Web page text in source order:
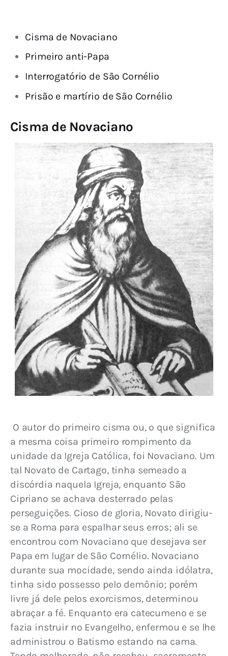
Cisma de Novaciano
Primeiro anti-Papa
Interrogatório de São Cornélio
Prisão e martírio de São Cornélio
Cisma de Novaciano
a mesma coisa primeiro rompimento da
unidade da Igreja Católica, foi Novaciano. Um
tal Novato de Cartago, tinha semeado a
discórdia naquela Igreja, enquanto São
Cipriano se achava desterrado pelas
perseguições. Cioso de gloria, Novato dirigiu-
se a Roma para espalhar seus erros; ali se
encontrou com Novaciano que desejava ser
Papa em lugar de São Cornélio. Novaciano
durante sua mocidade, sendo ainda idólatra,
tinha sido possesso pelo demônio; porém
livre já dele pelos exorcismos, determinou
abraçar a fé. Enquanto era catecumeno e se
fazia instruir no Evangelho, enfermou e se lhe
administrou o Batismo estando na cama.